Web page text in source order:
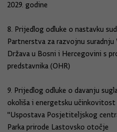
2029. godine
8. Prijedlog odluke o nastavku
Partnerstva za razvojnu
Država u Bosni i Hercegovini s
predstavnika (OHR)
9. Prijedlog odluke o davanju
okoliša i energetsku
"Uspostava Posjetiteljskog
Parka prirode Lastovsko otočje